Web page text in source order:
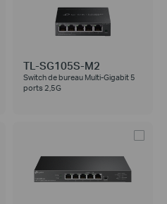
TL-SG105S-M2
Switch de bureau Multi-Gigabit 5
ports 2,5G